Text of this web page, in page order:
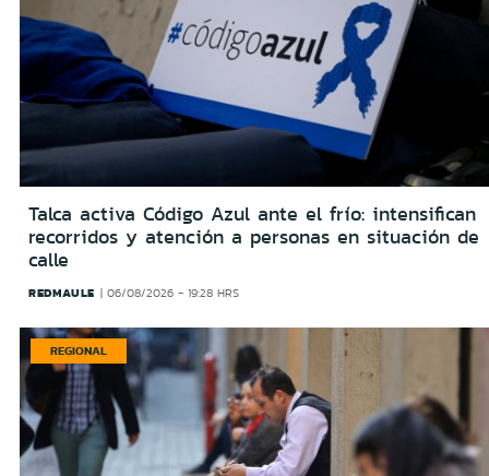
Talca activa Código Azul ante el frío: intensifican
recorridos y atención a personas en situación de
calle
REDMAULE 06/08/2026 - 19:28 HRS
REGIONAL